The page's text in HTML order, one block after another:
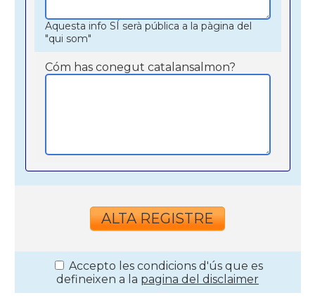
Aquesta info SÍ serà pública a la pàgina del
"qui som"
Cóm has conegut catalansalmon?
Accepto les condicions d'ús que es
defineixen a la pagina del disclaimer